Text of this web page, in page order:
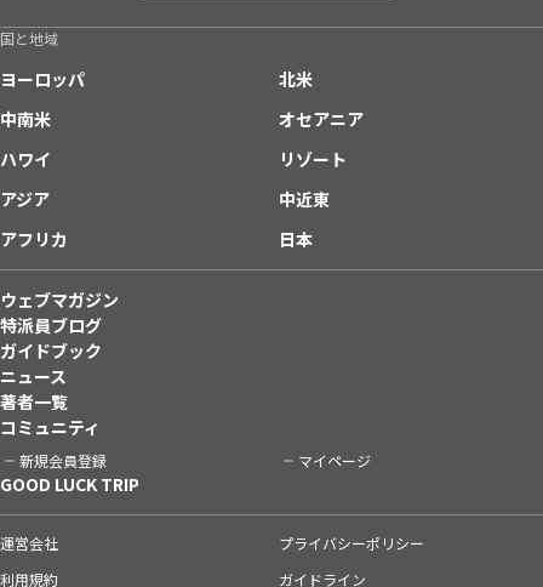
国と地域
ヨーロッパ
北米
中南米
オセアニア
ハワイ
リゾート
アジア
中近東
アフリカ
日本
ウェブマガジン
特派員ブログ
ガイドブック
ニュース
著者一覧
コミュニティ
新規会員登録 マイページ
GOOD LUCK TRIP
運営会社
プライバシーポリシー
利用規約
ガイドライン